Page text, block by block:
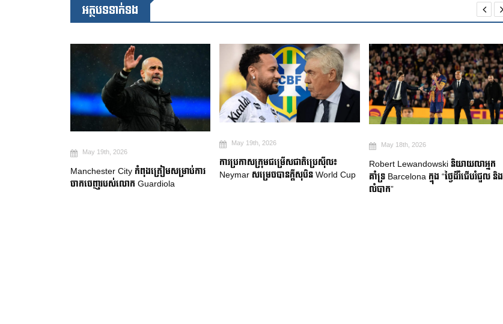
អត្ថបទទាក់ទង
May 19th, 2026
Manchester City កំពុងត្រៀមសម្រាប់ការ
ចាកចេញរបស់លោក Guardiola
May 19th, 2026
ការប្រកាសក្រុមជម្រើសជាតិប្រេស៊ីល៖
Neymar សម្រេចបានក្តីសុបិន World Cup
May 18th, 2026
Robert Lewandowski និយាយលាអ្នក
គាំទ្រ Barcelona ក្នុង “ថ្ងៃដ៏រំជើបរំជួល និង
លំបាក”